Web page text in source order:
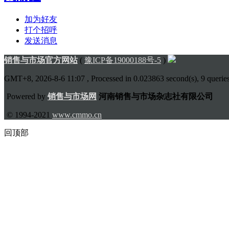
加为好友
打个招呼
发送消息
销售与市场官方网站( 豫ICP备19000188号-5 )
GMT+8, 2026-8-6 11:07 , Processed in 0.023863 second(s), 9
Powered by 销售与市场网 河南销售与市场杂志社有限公司
© 1994-2021 www.cmmo.cn
回顶部